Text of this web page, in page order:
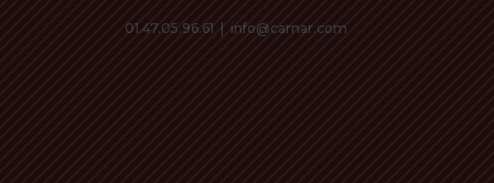
01.47.05.96.61 info@carnar.com